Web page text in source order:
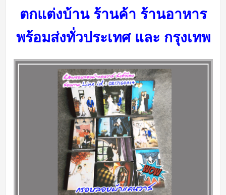
ตกแต่งบ้าน ร้านค้า ร้านอาหาร
พร้อมส่งทั่วประเทศ และ กรุงเทพ